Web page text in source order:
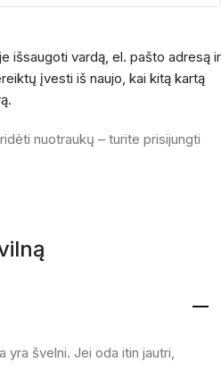
išsaugoti vardą, el. pašto adresą ir
įvesti iš naujo, kai kitą kartą
nuotraukų – turite prisijungti
yra švelni. Jei oda itin jautri,